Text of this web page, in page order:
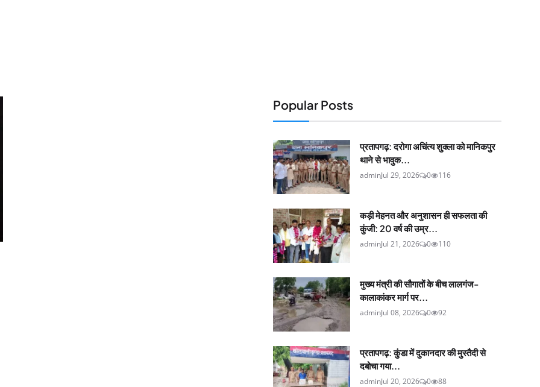
Popular Posts
प्रतापगढ़: दरोगा अचिंत्य शुक्ला को मानिकपुर
थाने से भावुक...
adminJul 29, 2026 0 116
कड़ी मेहनत और अनुशासन ही सफलता की
कुंजी: 20 वर्ष की उम्र...
adminJul 21, 2026 0 110
मुख्य मंत्री की सौगातों के बीच लालगंज-
कालाकांकर मार्ग पर...
adminJul 08, 2026 0 92
प्रतापगढ़: कुंडा में दुकानदार की मुस्तैदी से
दबोचा गया...
adminJul 20, 2026 0 88